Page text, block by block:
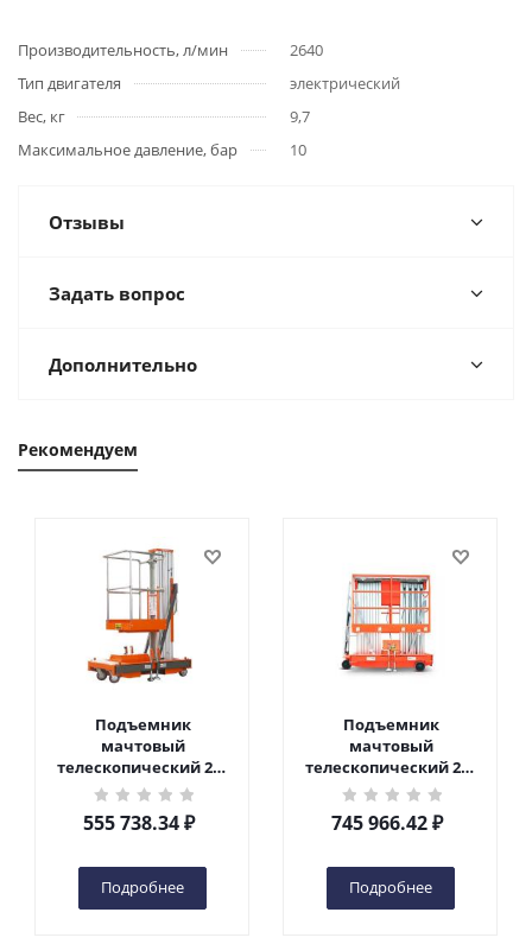
Производительность, л/мин
2640
Тип двигателя
электрический
Вес, кг
9,7
Максимальное давление, бар
10
Отзывы
Задать вопрос
Дополнительно
Рекомендуем
Подъемник
мачтовый
телескопический 200
кг 6 м TOR GTWY6-200S
DC 2-мачтовый
(автономный) (G) в
555 738.34₽
Подробнее
Подъемник
мачтовый
телескопический 200
кг 10 м TOR GTWY10-
200S DC 2-мачтовый
(автономный) (N) в
745 966.42₽
Подробнее